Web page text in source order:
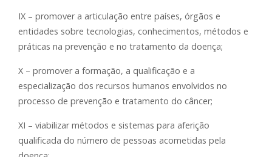
IX – promover a articulação entre países, órgãos e
entidades sobre tecnologias, conhecimentos, métodos e
práticas na prevenção e no tratamento da doença;
X – promover a formação, a qualificação e a
especialização dos recursos humanos envolvidos no
processo de prevenção e tratamento do câncer;
XI – viabilizar métodos e sistemas para aferição
qualificada do número de pessoas acometidas pela